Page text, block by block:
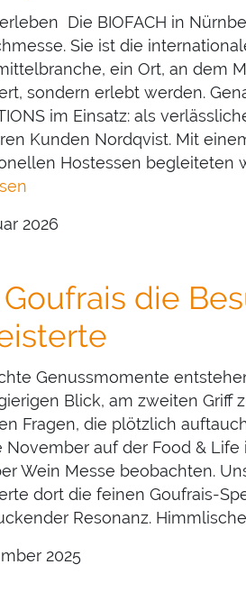
Die BIOFACH in
Sie ist die
ein Ort, an dem
sondern erlebt werden.
im Einsatz: als
Kunden Nordqvist. Mit
Hostessen begleiteten
2026
die
Genussmomente
Blick, am zweiten Griff
Fragen, die plötzlich
November auf der Food &
Wein Messe beobachten.
dort die feinen Goufrais-
Resonanz.
2025